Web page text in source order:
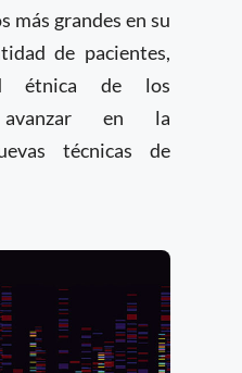
más grandes en su
de pacientes,
étnica de los
avanzar en la
técnicas de